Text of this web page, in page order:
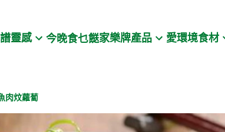
靈感 今晚食乜餸家樂牌產品 愛環境食材
肉炆蘿蔔